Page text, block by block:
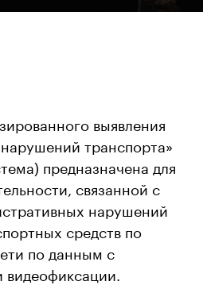
выявления
транспорта»
предназначена для
связанной с
нарушений
средств по
по данным с